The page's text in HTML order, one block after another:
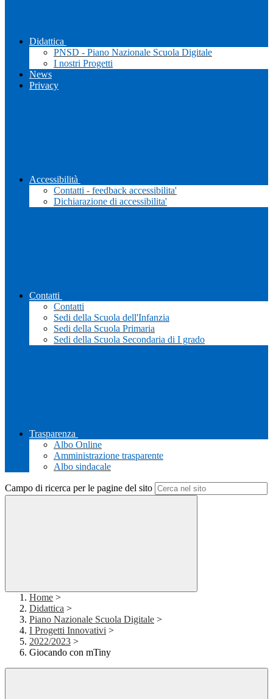
Didattica
PNSD - Piano Nazionale Scuola Digitale
I nostri Progetti
News
Privacy
Accessibilità
Contatti - feedback accessibilita'
Dichiarazione di accessibilita'
Contatti
Contatti
Sedi della Scuola dell'Infanzia
Sedi della Scuola Primaria
Sedi della Scuola Secondaria di I grado
Trasparenza
Albo Online
Amministrazione trasparente
Albo sindacale
Campo di ricerca per le pagine del sito
Home >
Didattica >
Piano Nazionale Scuola Digitale >
I Progetti Innovativi >
2022/2023 >
Giocando con mTiny